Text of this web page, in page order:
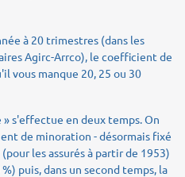
à 20 trimestres (dans les
Agirc-Arrco), le coefficient de
vous manque 20, 25 ou 30
s'effectue en deux temps. On
de minoration - désormais fixé
les assurés à partir de 1953)
puis, dans un second temps, la